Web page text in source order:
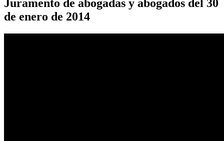
Juramento de abogadas y abogados del 30
de enero de 2014